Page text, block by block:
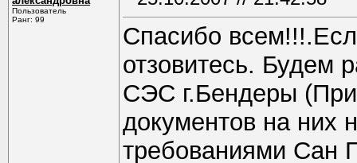
Пользователь
Ранг: 99
Спасибо
отзовитесь. Будем
СЭС г.Бендеры
документов на них
требованиями Сан